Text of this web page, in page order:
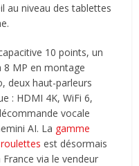
au niveau des tablettes
10 points, un
8 MP en montage
deux haut-parleurs
: HDMI 4K, WiFi 6,
vocale
AI. La gamme
est désormais
via le vendeur